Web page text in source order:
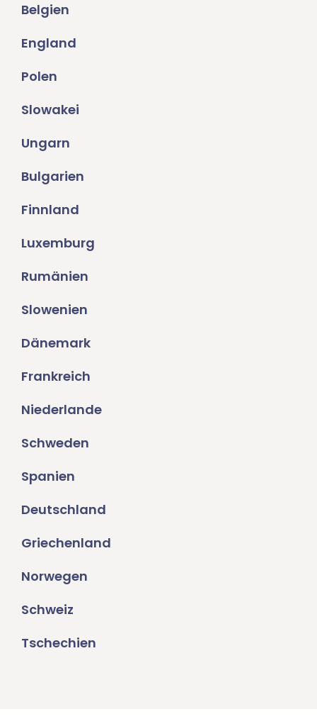
Belgien
England
Polen
Slowakei
Ungarn
Bulgarien
Finnland
Luxemburg
Rumänien
Slowenien
Dänemark
Frankreich
Niederlande
Schweden
Spanien
Deutschland
Griechenland
Norwegen
Schweiz
Tschechien